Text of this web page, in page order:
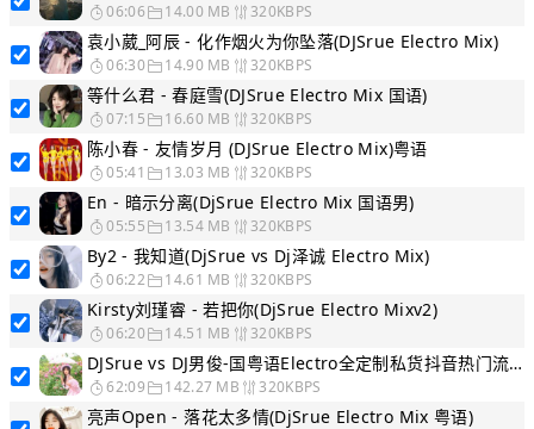
06:06 14.00 MB 320KBPS
袁小葳_阿辰 - 化作烟火为你坠落(DJSrue Electro Mix)
06:30 14.90 MB 320KBPS
等什么君 - 春庭雪(DJSrue Electro Mix 国语)
07:15 16.60 MB 320KBPS
陈小春 - 友情岁月 (DJSrue Electro Mix)粤语
05:41 13.03 MB 320KBPS
En - 暗示分离(DjSrue Electro Mix 国语男)
05:55 13.54 MB 320KBPS
By2 - 我知道(DjSrue vs Dj泽诚 Electro Mix)
06:22 14.61 MB 320KBPS
Kirsty刘瑾睿 - 若把你(DjSrue Electro Mixv2)
06:20 14.51 MB 320KBPS
DJSrue vs DJ男俊-国粤语Electro全定制私货抖音热门流行跳舞专辑串烧
62:09 142.27 MB 320KBPS
亮声Open - 落花太多情(DjSrue Electro Mix 粤语)